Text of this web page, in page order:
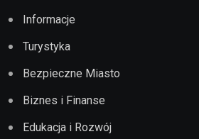
Informacje
Turystyka
Bezpieczne Miasto
Biznes i Finanse
Edukacja i Rozwój